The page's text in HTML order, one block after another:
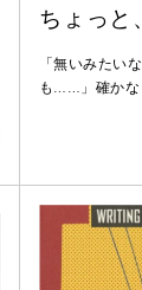
ちょっと
「無いみたい
も……」確かな
世界。ケラリ
劇の最新形！
くに聞こえる
金持ちの一家
（犬山イヌコ
リエ）が、今